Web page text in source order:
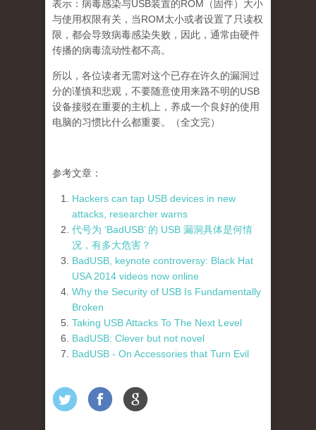
表示：病毒感染与USB装置的ROM（固件）大小
与使用权限有关，当ROM太小或者设置了只读权
限，都会导致病毒感染失败，因此，通常由硬件
传播的病毒流动性都不高。
所以，各位读者无需对这个已存在许久的漏洞过
分的谨慎和悲观，不要随意使用来路不明的USB
设备接驳在重要的主机上，养成一个良好的使用
电脑的习惯比什么都重要。（全文完）
参考文章：
Hackers can tap USB devices in new
attacks, researcher warns
代号为 ‘BadUSB’ 的 USB 漏洞具体是何情
况，有多大危害？
BadUSB, keynote controversy: Black Hat
USA 2014 videos now online
Why the Security of USB Is Fundamentally
Broken
Taking USB Attacks To The Next Level
BadUSB: Clever but not novel
BadUSB - On Accessories that Turn Evil